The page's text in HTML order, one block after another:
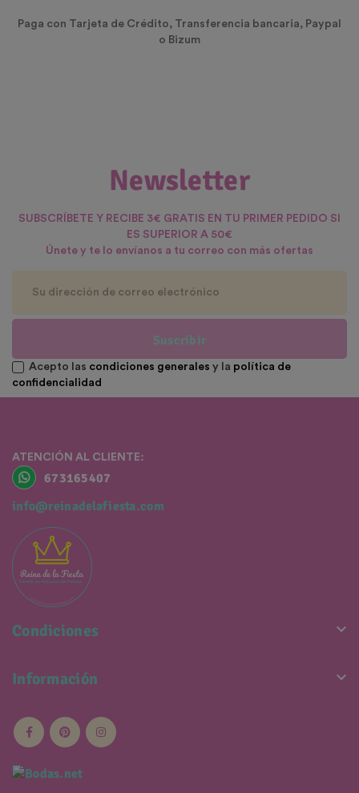
Paga con Tarjeta de Crédito, Transferencia bancaria, Paypal
o Bizum
Newsletter
SUBSCRÍBETE Y RECIBE 3€ GRATIS EN TU PRIMER PEDIDO SI
ES SUPERIOR A 50€
Únete y te lo envíanos a tu correo con más ofertas
Suscribir
Acepto las condiciones generales y la política de
confidencialidad
ATENCIÓN AL CLIENTE:
673165407
info@reinadelafiesta.com
Condiciones 
Información 